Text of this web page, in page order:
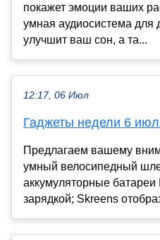
покажет эмоции ваших
умная аудиосистема для
улучшит ваш сон, а та...
12:17, 06 Июл
Гаджеты недели 6
Предлагаем вашему
умный велосипедный
аккумуляторные
зарядкой; Skreens